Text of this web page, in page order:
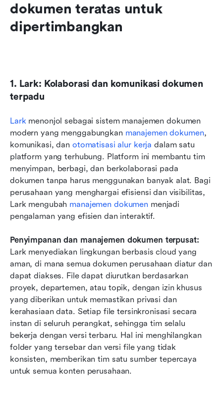
dokumen teratas untuk
dipertimbangkan
1. Lark: Kolaborasi dan komunikasi dokumen
terpadu
Lark menonjol sebagai sistem manajemen dokumen
modern yang menggabungkan manajemen dokumen,
komunikasi, dan otomatisasi alur kerja dalam satu
platform yang terhubung. Platform ini membantu tim
menyimpan, berbagi, dan berkolaborasi pada
dokumen tanpa harus menggunakan banyak alat. Bagi
perusahaan yang menghargai efisiensi dan visibilitas,
Lark mengubah manajemen dokumen menjadi
pengalaman yang efisien dan interaktif.
Penyimpanan dan manajemen dokumen terpusat:
Lark menyediakan lingkungan berbasis cloud yang
aman, di mana semua dokumen perusahaan diatur dan
dapat diakses. File dapat diurutkan berdasarkan
proyek, departemen, atau topik, dengan izin khusus
yang diberikan untuk memastikan privasi dan
kerahasiaan data. Setiap file tersinkronisasi secara
instan di seluruh perangkat, sehingga tim selalu
bekerja dengan versi terbaru. Hal ini menghilangkan
folder yang tersebar dan versi file yang tidak
konsisten, memberikan tim satu sumber tepercaya
untuk semua konten perusahaan.